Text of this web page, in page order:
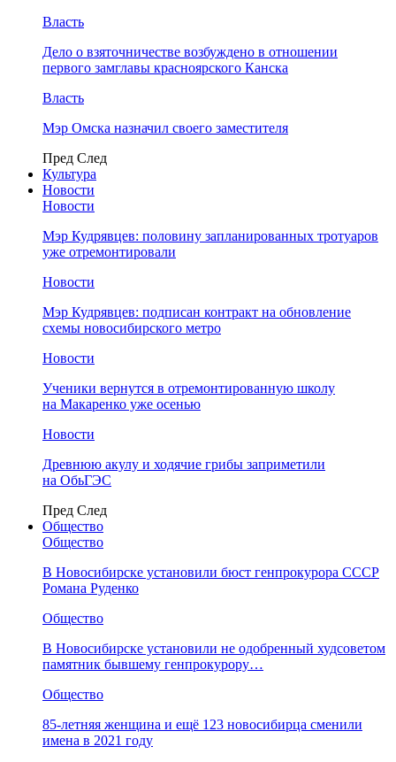
Власть
Дело о взяточничестве возбуждено в отношении
первого замглавы красноярского Канска
Власть
Мэр Омска назначил своего заместителя
Пред След
Культура
Новости
Новости
Мэр Кудрявцев: половину запланированных тротуаров
уже отремонтировали
Новости
Мэр Кудрявцев: подписан контракт на обновление
схемы новосибирского метро
Новости
Ученики вернутся в отремонтированную школу
на Макаренко уже осенью
Новости
Древнюю акулу и ходячие грибы заприметили
на ОбьГЭС
Пред След
Общество
Общество
В Новосибирске установили бюст генпрокурора СССР
Романа Руденко
Общество
В Новосибирске установили не одобренный худсоветом
памятник бывшему генпрокурору…
Общество
85-летняя женщина и ещё 123 новосибирца сменили
имена в 2021 году